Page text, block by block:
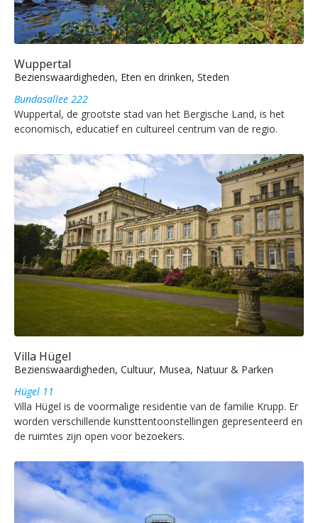
Wuppertal
Bezienswaardigheden, Eten en drinken, Steden
Bundasallee 222
Wuppertal, de grootste stad van het Bergische Land, is het
economisch, educatief en cultureel centrum van de regio.
Villa Hügel
Bezienswaardigheden, Cultuur, Musea, Natuur & Parken
Hügel 11
Villa Hügel is de voormalige residentie van de familie Krupp. Er
worden verschillende kunsttentoonstellingen gepresenteerd en
de ruimtes zijn open voor bezoekers.